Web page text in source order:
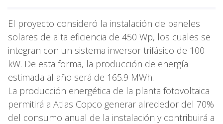
El proyecto consideró la instalación de paneles
solares de alta eficiencia de 450 Wp, los cuales se
integran con un sistema inversor trifásico de 100
kW. De esta forma, la producción de energía
estimada al año será de 165.9 MWh.
La producción energética de la planta fotovoltaica
permitirá a Atlas Copco generar alrededor del 70%
del consumo anual de la instalación y contribuirá a